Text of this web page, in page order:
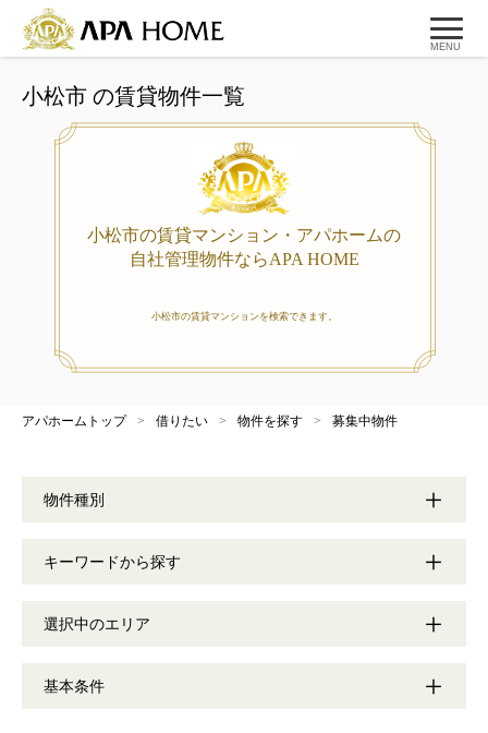
MENU
小松市 の賃貸物件一覧
小松市の賃貸マンション・アパホームの
自社管理物件ならAPA HOME
小松市の賃貸マンションを検索できます。
アパホームトップ > 借りたい > 物件を探す > 募集中物件
物件種別
キーワードから探す
選択中のエリア
基本条件